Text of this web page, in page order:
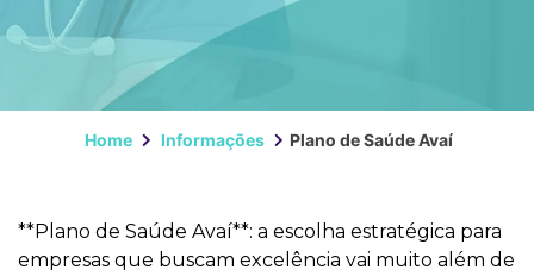
Home Informações Plano de Saúde Avaí
**Plano de Saúde Avaí**: a escolha estratégica para
empresas que buscam excelência vai muito além de